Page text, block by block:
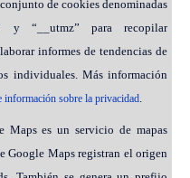
de cookies denominadas
y “__utmz” para recopilar
informes de tendencias de
individuales. Más información
información sobre la privacidad.
Maps es un servicio de mapas
Google Maps registran el origen